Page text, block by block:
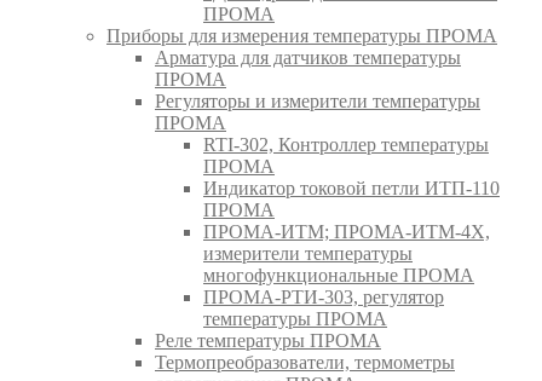
ПРОМА
Приборы для измерения температуры ПРОМА
Арматура для датчиков температуры
ПРОМА
Регуляторы и измерители температуры
ПРОМА
RTI-302, Контроллер температуры
ПРОМА
Индикатор токовой петли ИТП-110
ПРОМА
ПРОМА-ИТМ; ПРОМА-ИТМ-4Х,
измерители температуры
многофункциональные ПРОМА
ПРОМА-РТИ-303, регулятор
температуры ПРОМА
Реле температуры ПРОМА
Термопреобразователи, термометры